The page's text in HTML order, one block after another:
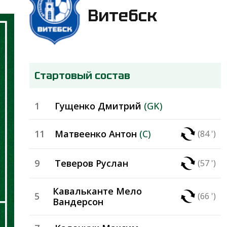
Витебск
Стартовый состав
(GK)
Гущенко Дмитрий
1
(84 ')
(C)
Матвеенко Антон
11
(57 ')
Теверов Руслан
9
(66 ')
Кавальканте Мело
Вандерсон
5